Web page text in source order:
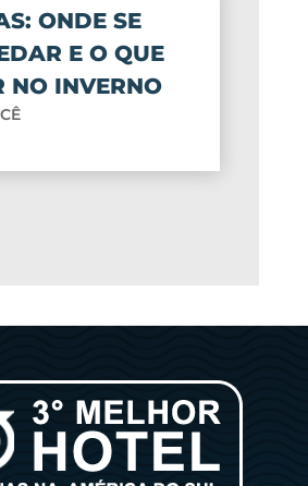
ONDE SE
E O QUE
NO INVERNO